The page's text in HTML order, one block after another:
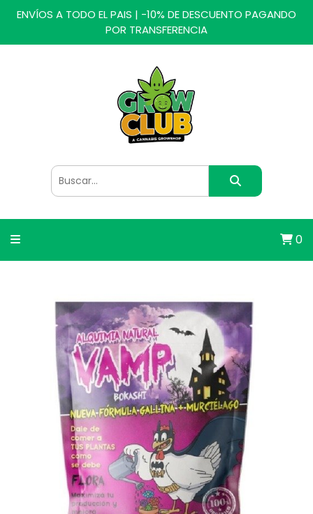
ENVÍOS A TODO EL PAIS | -10% DE DESCUENTO PAGANDO
POR TRANSFERENCIA
0